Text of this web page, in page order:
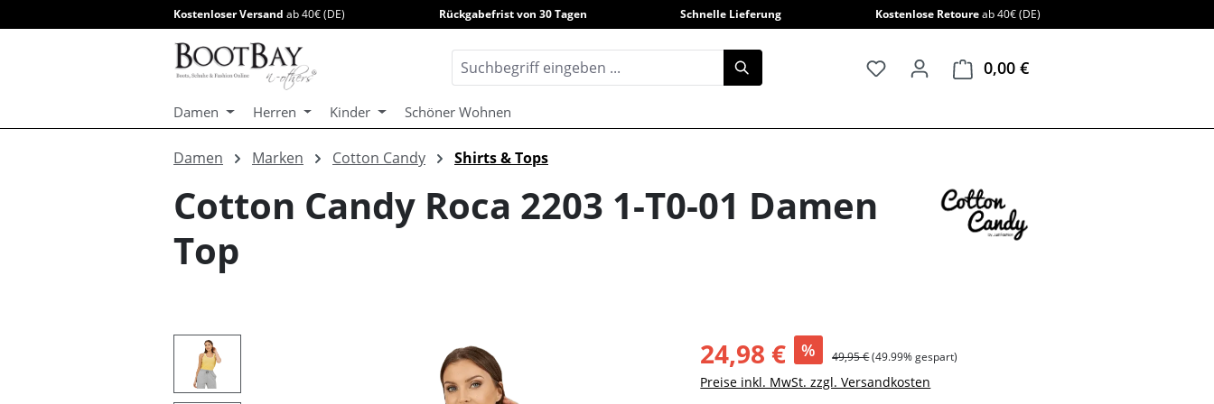
Zur Hauptnavigation springen
Kostenloser Versand ab 40€ (DE) Rückgabefrist von 30 Tagen Schnelle Lieferung Kostenlose Retoureab 40€ (DE)
0,00 €Warenkorb enthält 0
Damen Herren Kinder Schöner Wohnen
Damen Marken Cotton Candy Shirts & Tops
Cotton Candy Roca 2203 1-T0-01 Damen
Top
Bildergalerie überspringen 24,98 € % 49,95 €(49.99% gespart)
Preise inkl. MwSt. zzgl. Versandkosten